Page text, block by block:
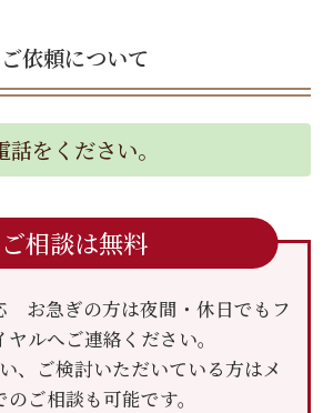
ご依頼について
話をください。
ご相談は無料
お急ぎの方は夜間・休日でもフ
ヤルへご連絡ください。
、ご検討いただいている方はメ
のご相談も可能です。